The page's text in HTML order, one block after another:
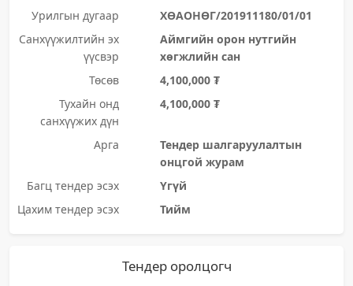
Урилгын дугаар
ХӨАОНӨГ/201911180/01/01
Санхүүжилтийн эх
үүсвэр
Аймгийн орон нутгийн
хөгжлийн сан
Төсөв
4,100,000 ₮
Тухайн онд
санхүүжих дүн
4,100,000 ₮
Арга
Тендер шалгаруулалтын
онцгой журам
Багц тендер эсэх
Үгүй
Цахим тендер эсэх
Тийм
Тендер оролцогч